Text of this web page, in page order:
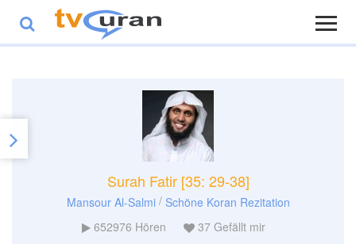
Surah Fatir [35: 29-38]
Mansour Al-Salmi/ Schöne Koran Rezitation
652976 Hören 37Gefällt mir